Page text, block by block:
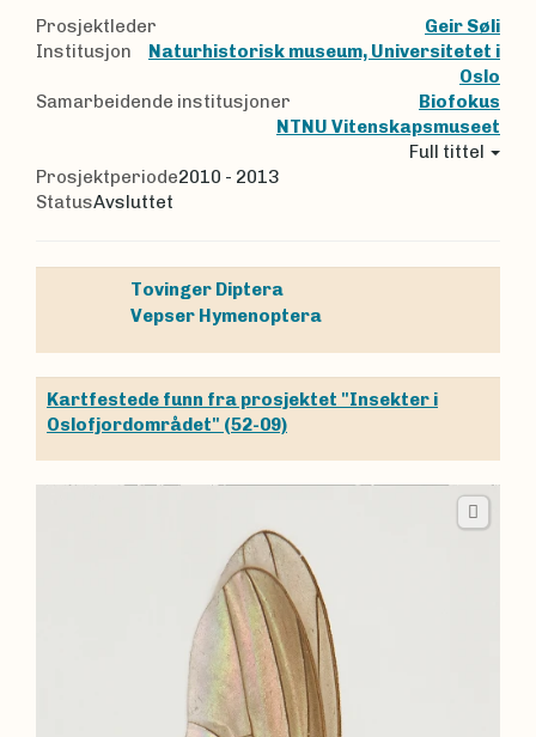
Prosjektleder
Geir Søli
Institusjon
Naturhistorisk museum, Universitetet i
Oslo
Samarbeidende institusjoner
Biofokus
NTNU Vitenskapsmuseet
Full tittel
Prosjektperiode2010 - 2013
StatusAvsluttet
Tovinger Diptera
Vepser Hymenoptera
Kartfestede funn fra prosjektet "Insekter i
Oslofjordområdet" (52-09)